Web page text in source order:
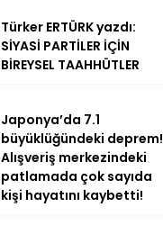
Türker ERTÜRK yazdı:
SİYASİ PARTİLER İÇİN
BİREYSEL TAAHHÜTLER
Japonya’da 7.1
büyüklüğündeki deprem!
Alışveriş merkezindeki
patlamada çok sayıda
kişi hayatını kaybetti!